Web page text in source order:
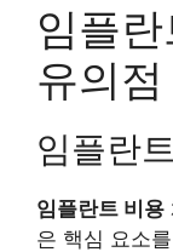
임플
유의점
임플란
임플란트 비용
은 핵심 요소